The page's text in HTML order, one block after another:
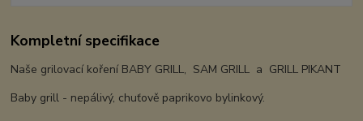
Kompletní specifikace
Naše grilovací koření BABY GRILL, SAM GRILL a GRILL PIKANT
Baby grill - nepálivý, chuťově paprikovo bylinkový.